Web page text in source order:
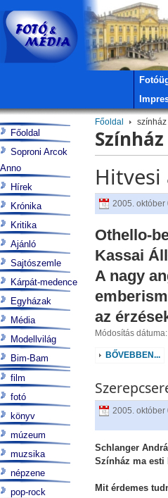
Főoldal színház
Színház
Hitvesi
2005. október
Othello-
Kassai
A nagy
az
Módosítás
BŐVEBBEN...
2005. október
Schlanger
Színház ma esti
Mit érdemes
Főoldal
Soproni Arcok
Anno
Hírek
Krónika
Kritika
Ajánló
Sajtószemle
Kárpát-medence
Egyházak
Média
Modellvilág
Bim-Bam
film
fotó
könyv
múzeum
muzsika
népzene
pop-rock